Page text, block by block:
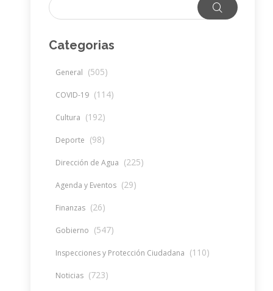
Categorias
General (505)
COVID-19 (114)
Cultura (192)
Deporte (98)
Dirección de Agua (225)
Agenda y Eventos (29)
Finanzas (26)
Gobierno (547)
Inspecciones y Protección Ciudadana (110)
Noticias (723)